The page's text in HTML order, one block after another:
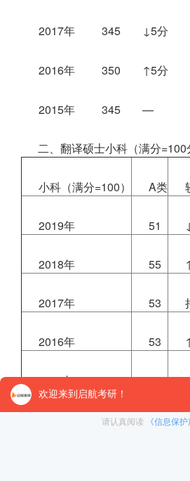
2017年 345 ↓5分
2016年 350 ↑5分
2015年 345 —
二、翻译硕士小科（满分
小科（满分=100） A类
2019年 51
2018年 55
2017年 53
2016年 53
2015年 52
三、翻译硕士大科（满分